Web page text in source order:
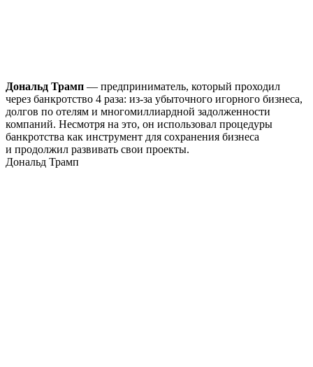
Дональд Трамп — предприниматель, который проходил
через банкротство 4 раза: из-за убыточного игорного бизнеса,
долгов по отелям и многомиллиардной задолженности
компаний. Несмотря на это, он использовал процедуры
банкротства как инструмент для сохранения бизнеса
и продолжил развивать свои проекты.
Дональд Трамп